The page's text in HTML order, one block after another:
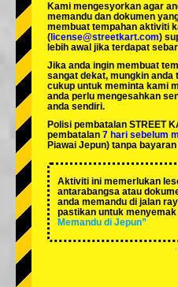
Kami mengesyorkan agar
memandu dan dokumen
membuat tempahan aktiviti
( license@streetkart.com)
lebih awal jika terdapat
Jika anda ingin membuat
sangat dekat, mungkin
cukup untuk meminta kami
anda perlu mengesahkan
anda sendiri.
Polisi pembatalan STREET
pembatalan 7 hari sebelum
Piawai Jepun) tanpa
Aktiviti ini memerlukan
antarabangsa atau
anda memandu di jalan
pastikan untuk menyemak
Memandu di Jepun”